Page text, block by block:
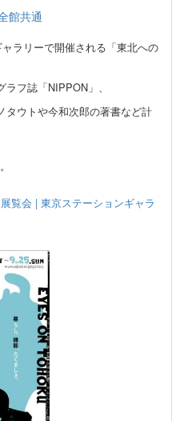
館共通
ラリーで開催される「東北への
フ誌「NIPPON」、
タウトや今和次郎の著書など計
覧会 | 東京ステーションギャラ